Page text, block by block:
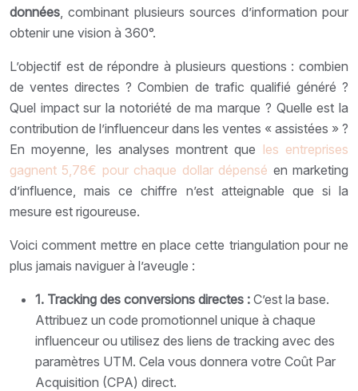
données , combinant plusieurs sources d’information pour
obtenir une vision à 360°.
L’objectif est de répondre à plusieurs questions : combien
de ventes directes ? Combien de trafic qualifié généré ?
Quel impact sur la notoriété de ma marque ? Quelle est la
contribution de l’influenceur dans les ventes « assistées » ?
En moyenne, les analyses montrent que les entreprises
gagnent 5,78€ pour chaque dollar dépensé en marketing
d’influence, mais ce chiffre n’est atteignable que si la
mesure est rigoureuse.
Voici comment mettre en place cette triangulation pour ne
plus jamais naviguer à l’aveugle :
1. Tracking des conversions directes : C’est la base.
Attribuez un code promotionnel unique à chaque
influenceur ou utilisez des liens de tracking avec des
paramètres UTM. Cela vous donnera votre Coût Par
Acquisition (CPA) direct.